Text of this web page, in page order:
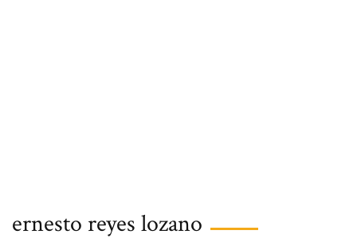
ernesto reyes lozano